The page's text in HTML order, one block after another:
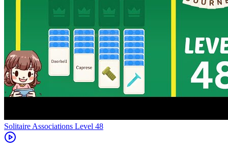
Level 48